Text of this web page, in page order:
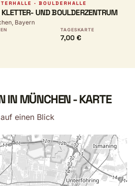
· BOULDERHALLE
UND BOULDERZENTRUM
Bayern
TAGESKARTE
7,00 €
IN MÜNCHEN - KARTE
einen Blick